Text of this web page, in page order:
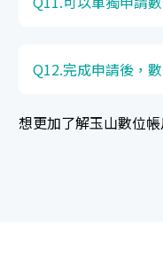
Q12.完成申請後，
想更加了解玉山數位帳